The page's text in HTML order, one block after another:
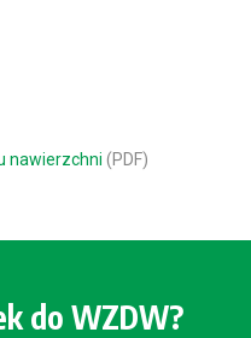
nawierzchni (PDF)
do WZDW?